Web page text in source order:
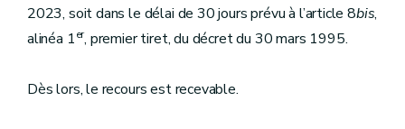
2023, soit dans le délai de 30 jours prévu à l’article 8bis,
alinéa 1er, premier tiret, du décret du 30 mars 1995.
Dès lors, le recours est recevable.